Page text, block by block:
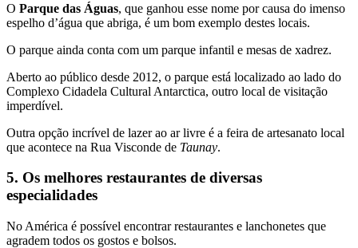
O Parque das Águas, que ganhou esse nome por causa do imenso
espelho d’água que abriga, é um bom exemplo destes locais.
O parque ainda conta com um parque infantil e mesas de xadrez.
Aberto ao público desde 2012, o parque está localizado ao lado do
Complexo Cidadela Cultural Antarctica, outro local de visitação
imperdível.
Outra opção incrível de lazer ao ar livre é a feira de artesanato local
que acontece na Rua Visconde de Taunay.
5. Os melhores restaurantes de diversas
especialidades
No América é possível encontrar restaurantes e lanchonetes que
agradem todos os gostos e bolsos.